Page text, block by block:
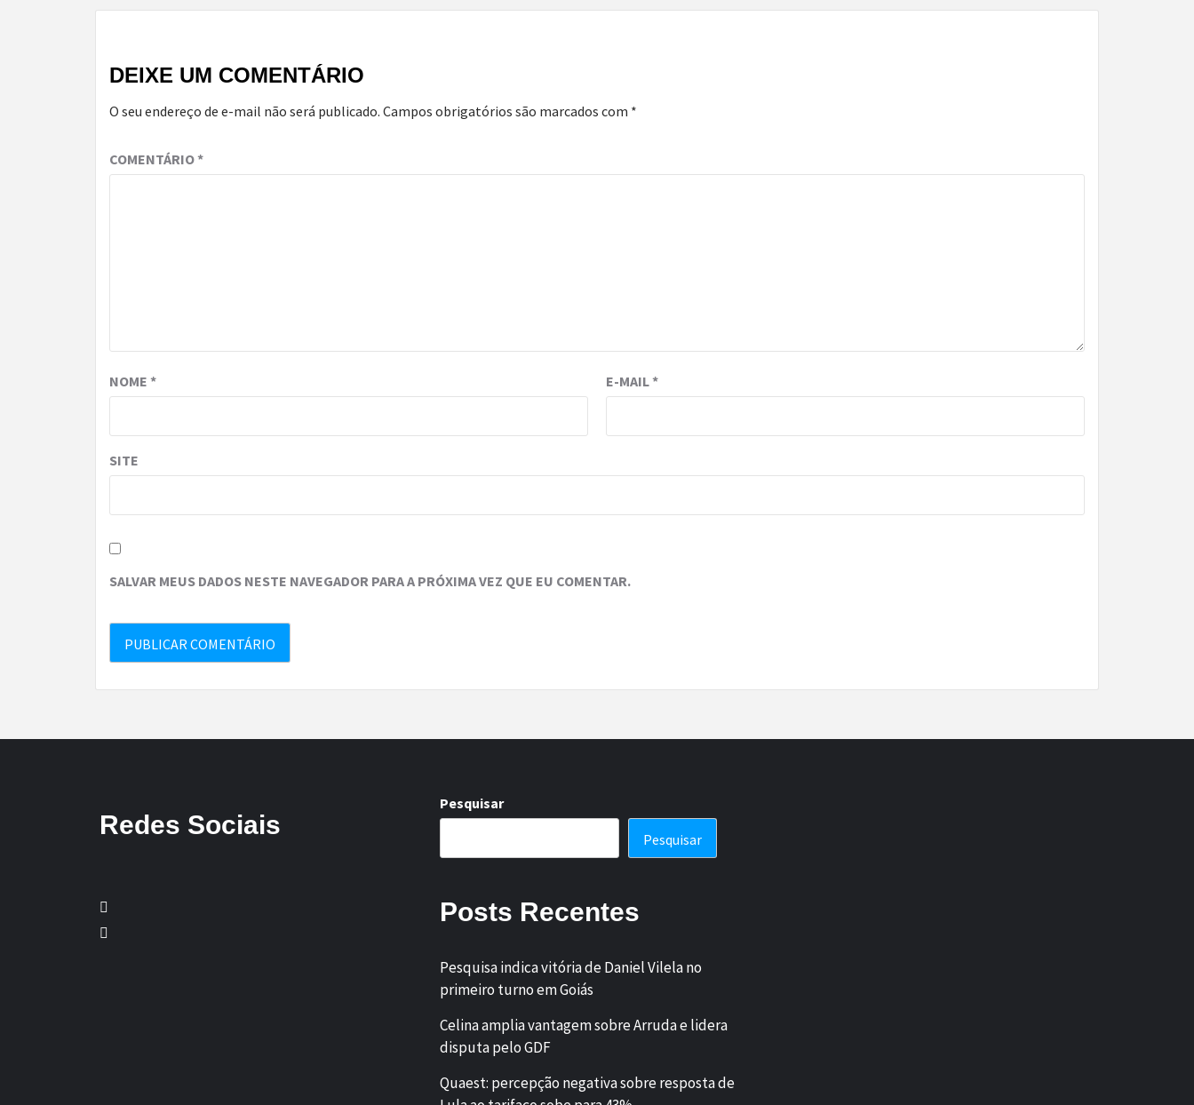
DEIXE UM COMENTÁRIO
O seu endereço de e-mail não será publicado. Campos obrigatórios são marcados com *
COMENTÁRIO*
NOME * E-MAIL*
SITE
SALVAR MEUS DADOS NESTE NAVEGADOR PARA A PRÓXIMA VEZ QUE EU COMENTAR.
Redes Sociais
Pesquisar
Pesquisar
Posts Recentes
Pesquisa indica vitória de Daniel Vilela no
primeiro turno em Goiás
Celina amplia vantagem sobre Arruda e lidera
disputa pelo GDF
Quaest: percepção negativa sobre resposta de